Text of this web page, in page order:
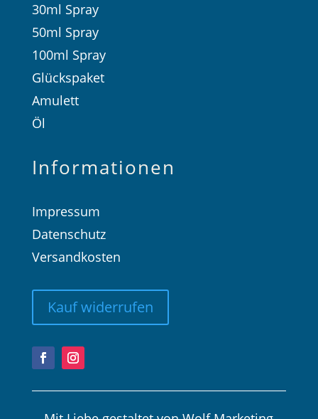
30ml Spray
50ml Spray
100ml Spray
Glückspaket
Amulett
Öl
Informationen
Impressum
Datenschutz
Versandkosten
Kauf widerrufen